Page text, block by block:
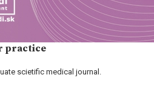
practice
scietific medical journal.